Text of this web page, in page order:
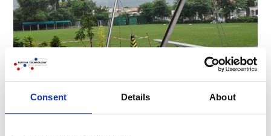
Consent Details About